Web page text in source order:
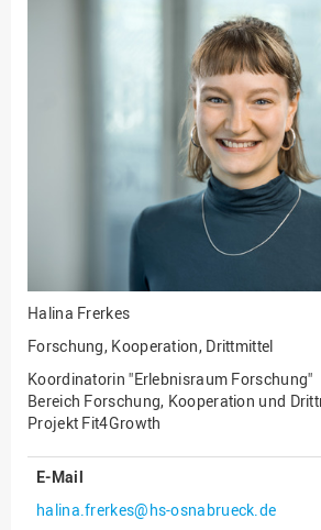
Ingenieurwissenschaften
Fakultät Management,
Fakultät Wirtschafts- und
Sozialwissenschaften
Forschung, Kooperation,
Drittmittel
Gebäude und Technik
Gesellschaftliches
Engagement
Gleichstellungsbüro
Hochschulleitung
Hochschulplanung/-
Halina Frerkes
Forschung, Kooperation, Drittmittel
Koordinatorin "Erlebnisraum Forschung"
Bereich Forschung, Kooperation und
Projekt Fit4Growth
E-Mail
halina.frerkes@hs-osnabrueck.de